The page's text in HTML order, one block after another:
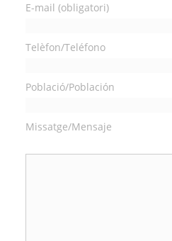
E-mail (obligatori)
Telèfon/Teléfono
Població/Población
Missatge/Mensaje